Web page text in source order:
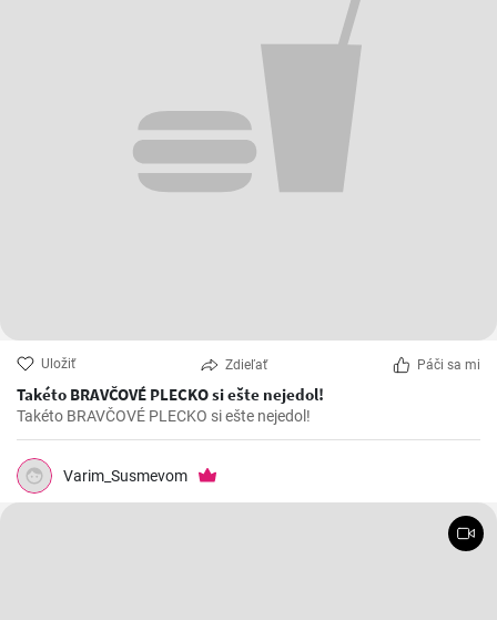
Uložiť Zdieľať Páči sa mi
Takéto BRAVČOVÉ PLECKO si ešte nejedol!
Takéto BRAVČOVÉ PLECKO si ešte nejedol!
Varim_Susmevom